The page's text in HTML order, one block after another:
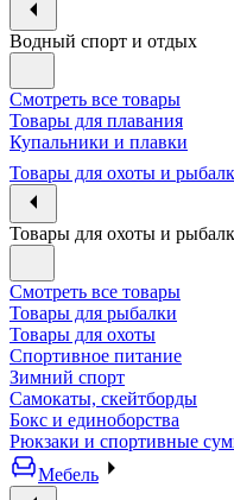
Водный спорт и отдых
Смотреть все товары
Товары для плавания
Купальники и плавки
Товары для охоты и
Товары для охоты и
Смотреть все товары
Товары для рыбалки
Товары для охоты
Спортивное питание
Зимний спорт
Самокаты, скейтборды
Бокс и единоборства
Рюкзаки и спортивные
Мебель